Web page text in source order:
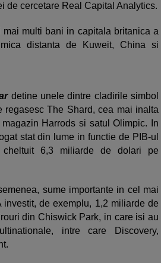
de cercetare Real Capital Analytics.
multi bani in capitala britanica a
distanta de Kuweit, China si
detine unele dintre cladirile simbol
regasesc The Shard, cea mai inalta
Harrods si satul Olimpic. In
stat din lume in functie de PIB-ul
6,3 miliarde de dolari pe
sume importante in cel mai
de exemplu, 1,2 miliarde de
din Chiswick Park, in care isi au
intre care Discovery,